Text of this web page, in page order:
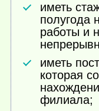
иметь
полугода
работы и
иметь
которая
филиала;